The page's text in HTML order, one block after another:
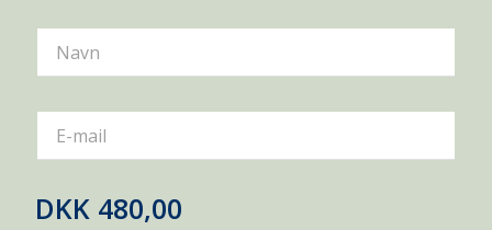
Navn
E-mail
DKK 480,00